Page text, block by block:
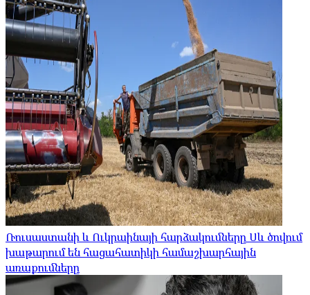
Ռուսաստանի և Ուկրաինայի հարձակումները Սև ծովում
խաթարում են հացահատիկի համաշխարհային
առաքումները